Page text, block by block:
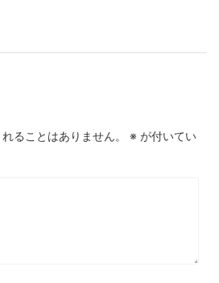
ることはありません。 ※ が付いてい